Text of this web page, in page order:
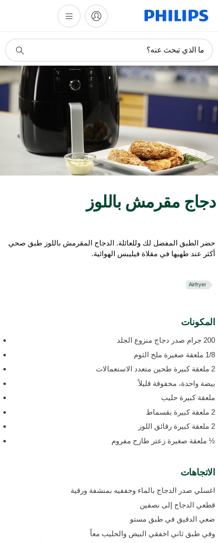
دعم
ما الذي تبحث عنه؟
مقرمش باللوز
الطبق المفضل لك وللعائلة. الدجاج المقرمش باللوز طبق صحي
عند طهيها في مقلاة فيليبس الهوائية.
Airfryer
صدر دجاج منزوع الجلد
صغيرة ملح الثوم
واحدة، مخفوقة قليلاً
كبيرة حليب
ملعقة صغيرة زعتر طازج مفروم
صدر الدجاج بالماء وجففيه بمنشفة ورقية
الدجاج إلى نصفين
الدقيق في طبق مستو
طبق ثاني اخفقي البيض والحليب معاً